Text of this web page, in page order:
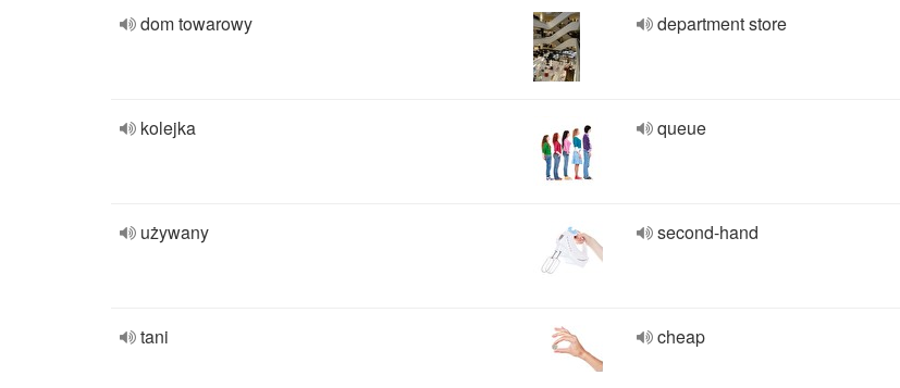
dom towarowy department store
kolejka queue
używany second-hand
tani cheap